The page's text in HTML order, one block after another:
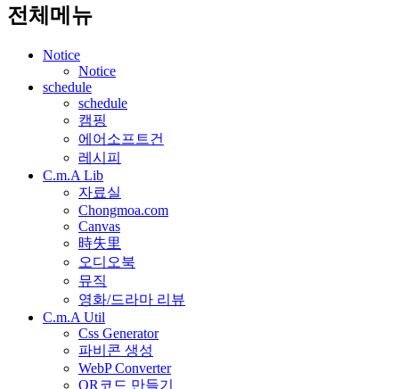
전체메뉴
Notice
Notice
schedule
schedule
캠핑
에어소프트건
레시피
C.m.A Lib
자료실
Chongmoa.com
Canvas
時失里
오디오북
뮤직
영화/드라마 리뷰
C.m.A Util
Css Generator
파비콘 생성
WebP Converter
QR코드 만들기